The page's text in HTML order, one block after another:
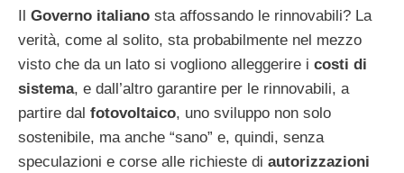
Il Governo italiano sta affossando le rinnovabili? La
verità, come al solito, sta probabilmente nel mezzo
visto che da un lato si vogliono alleggerire i costi di
sistema, e dall’altro garantire per le rinnovabili, a
partire dal fotovoltaico, uno sviluppo non solo
sostenibile, ma anche “sano” e, quindi, senza
speculazioni e corse alle richieste di autorizzazioni